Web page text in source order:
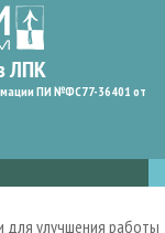
ПИ №ФС77-36401 от
для улучшения работы